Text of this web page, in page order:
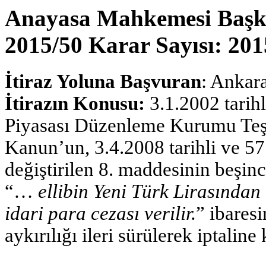
Anayasa Mahkemesi
2015/50 Karar Sayısı:
İtiraz Yoluna Başvuran:
İtirazın Konusu: 3.1.2002
Piyasası Düzenleme Kurumu
Kanun’un, 3.4.2008 tarihli ve
değiştirilen 8. maddesinin
“… ellibin Yeni Türk
idari para cezası verilir.”
aykırılığı ileri sürülerek